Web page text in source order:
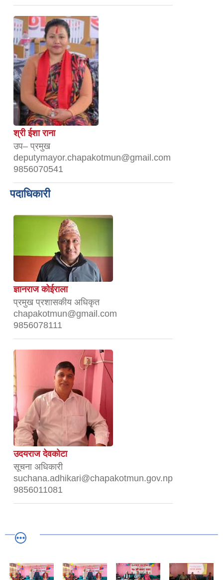
श्री ईशा राना
उप– प्रमुख
deputymayor.chapakotmun@gmail.com
9856070541
पदाधिकारी
ज्ञानराज कोईराला
प्रमुख प्रशासकीय अधिकृत
chapakotmun@gmail.com
9856078111
उदयराज देवकोटा
सूचना अधिकारी
suchana.adhikari@chapakotmun.gov.np
9856011081